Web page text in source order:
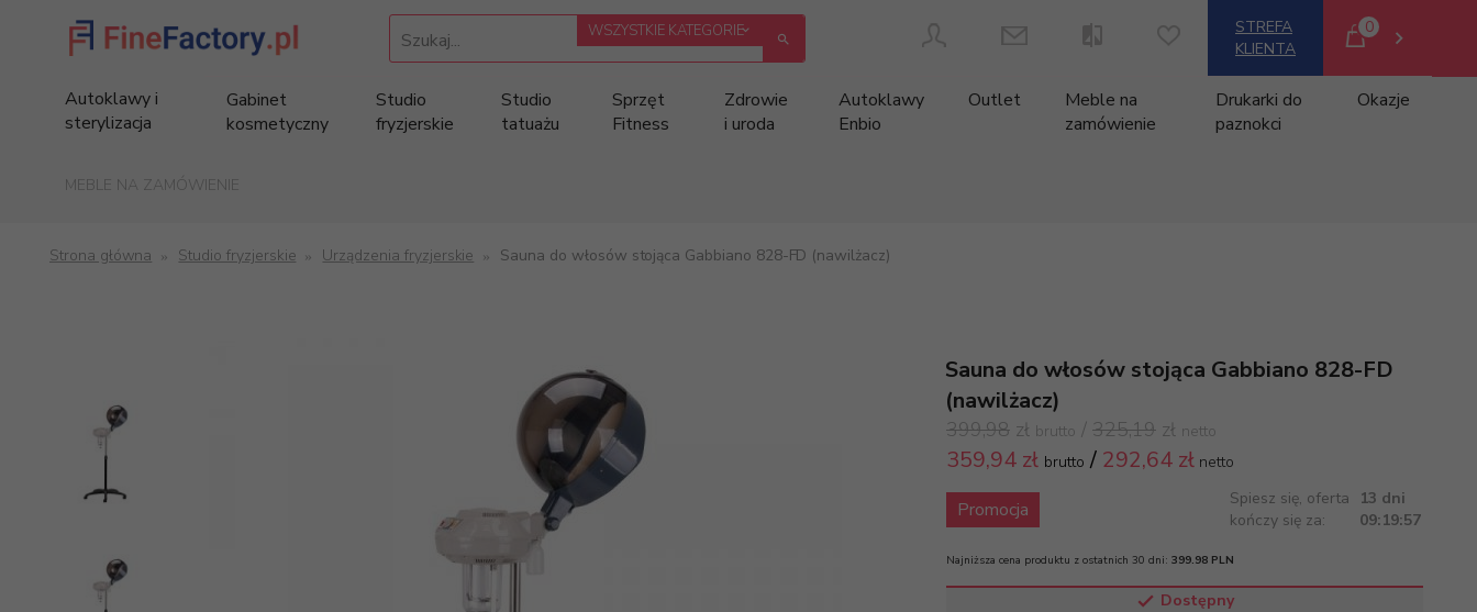
Szukaj...
categories_searcher
WSZYSTKIE KATEGORIE
STREFA
KLIENTA
0
Autoklawy i
sterylizacja
Gabinet
kosmetyczny
Studio
fryzjerskie
Studio
tatuażu
Sprzęt
Fitness
Zdrowie
i uroda
Autoklawy
Enbio
Outlet
Meble na
zamówienie
Drukarki do
paznokci
Okazje
MEBLE NA ZAMÓWIENIE
Strona główna Studio fryzjerskie Urządzenia fryzjerskie Sauna do włosów stojąca Gabbiano 828-FD (nawilżacz)
Sauna do włosów stojąca Gabbiano 828-FD
(nawilżacz)
399,98 zł brutto / 325,19 zł netto
359,94 zł brutto / 292,64 zł netto
Promocja
Spiesz się, oferta
kończy się za:
13 dni
09:19:57
Najniższa cena produktu z ostatnich 30 dni: 399.98 PLN
Dostępny